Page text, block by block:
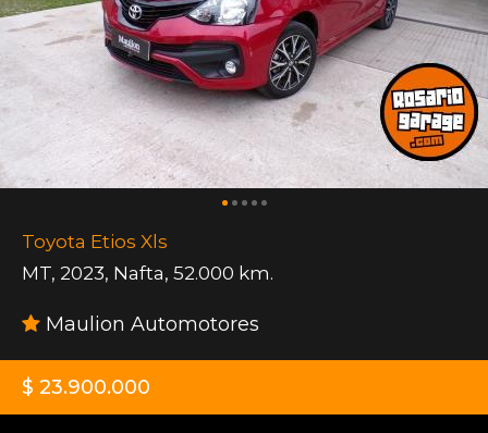
Toyota Etios Xls
MT, 2023, Nafta, 52.000 km.
Maulion Automotores
$ 23.900.000